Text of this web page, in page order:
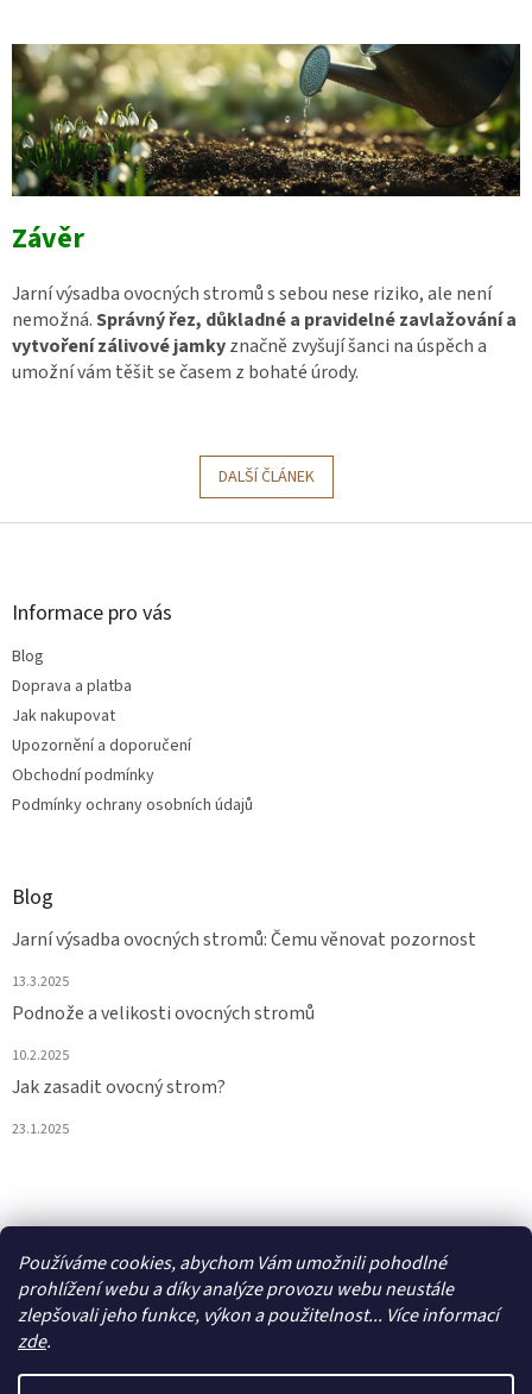
Používáme cookies, abychom Vám umožnili pohodlné
prohlížení webu a díky analýze provozu webu neustále
zlepšovali jeho funkce, výkon a použitelnost... Více informací
zde.
Závěr
Jarní výsadba ovocných stromů s sebou nese riziko, ale není
nemožná.Správný řez, důkladné a pravidelné zavlažování a
vytvoření zálivové jamkyznačně zvyšují šanci na úspěch a
umožní vám těšit se časem z bohaté úrody.
DALŠÍ ČLÁNEK
Z
Informace pro vás
Blog
Doprava a platba
Jak nakupovat
Upozornění a doporučení
Obchodní podmínky
Podmínky ochrany osobních údajů
Blog
Jarní výsadba ovocných stromů: Čemu věnovat pozornost
13.3.2025
Podnože a velikosti ovocných stromů
10.2.2025
Jak zasadit ovocný strom?
23.1.2025
Copyright 2026Ovostromky. Všechna práva vyhrazena.Upravit